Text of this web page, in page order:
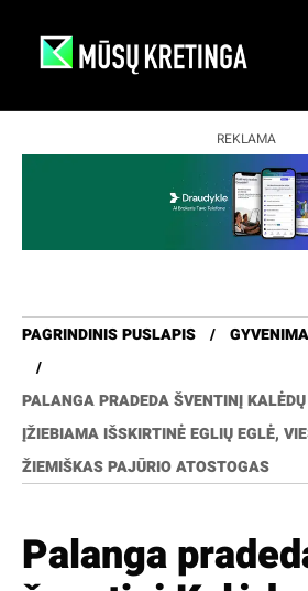
REKLAMA
PAGRINDINIS PUSLAPIS
PALANGA PRADEDA ŠVENTINĮ
ĮŽIEBIAMA IŠSKIRTINĖ EGLIŲ EGLĖ,
ŽIEMIŠKAS PAJŪRIO ATOSTOGAS
Palanga